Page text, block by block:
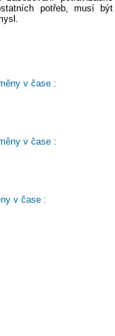
potřeb, musí být
v čase :
v čase :
v čase :